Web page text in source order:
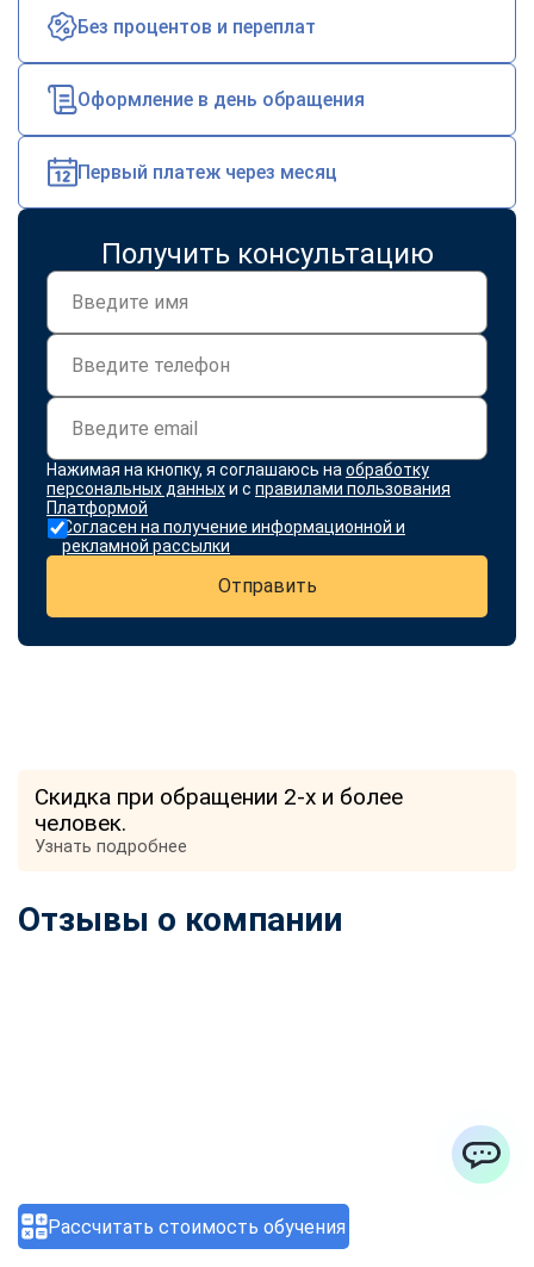
Рассчитать стоимость обучения
Без процентов и переплат
Оформление в день обращения
Первый платеж через месяц
Получить консультацию
Нажимая на кнопку, я соглашаюсь на обработку
персональных данныхи с правилами пользования
Платформой
Согласен на получение информационной и
рекламной рассылки
Отправить
Скидка при обращении 2-х и более
человек.
Узнать подробнее
Отзывы о компании
online
Мессенджеры
Свяжитесь с нами через любой удобный мессенджер!
Telegram WhatsApp
Max